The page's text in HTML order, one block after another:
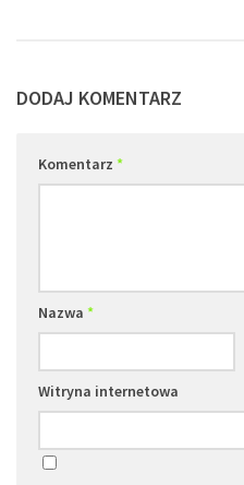
DODAJ KOMENTARZ
Komentarz *
Nazwa *
Witryna internetowa